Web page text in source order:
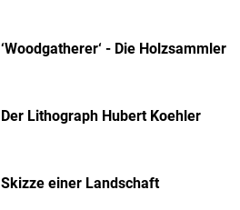
‘Woodgatherer‘ - Die Holzsammler
Der Lithograph Hubert Koehler
Skizze einer Landschaft